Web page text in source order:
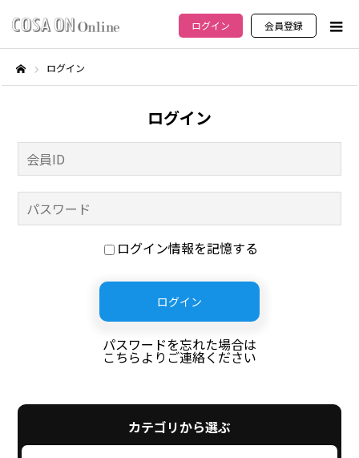
ログイン 会員登録
ログイン
ログイン
ログイン情報を記憶する
パスワードを忘れた場合は
こちらよりご連絡ください
カテゴリから選ぶ